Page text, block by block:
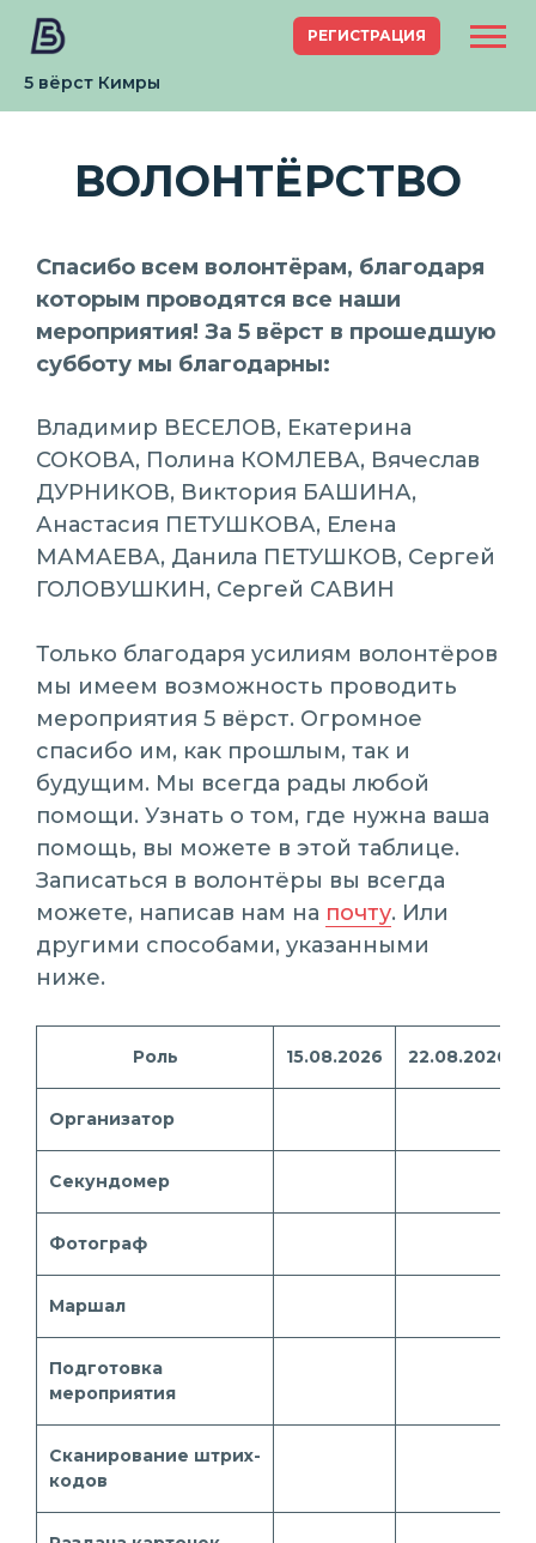
РЕГИСТРАЦИЯ
5 вёрст Кимры
ВОЛОНТЁРСТВО
Спасибо всем волонтёрам, благодаря
которым проводятся все наши
мероприятия! За 5 вёрст в прошедшую
субботу мы благодарны:
Владимир ВЕСЕЛОВ, Екатерина
СОКОВА, Полина КОМЛЕВА, Вячеслав
ДУРНИКОВ, Виктория БАШИНА,
Анастасия ПЕТУШКОВА, Елена
МАМАЕВА, Данила ПЕТУШКОВ, Сергей
ГОЛОВУШКИН, Сергей САВИН
Только благодаря усилиям волонтёров
мы имеем возможность проводить
мероприятия 5 вёрст. Огромное
спасибо им, как прошлым, так и
будущим. Мы всегда рады любой
помощи. Узнать о том, где нужна ваша
помощь, вы можете в этой таблице.
Записаться в волонтёры вы всегда
можете, написав нам на почту. Или
другими способами, указанными
ниже.
Роль 15.08.2026 22.08.2026
Организатор
Секундомер
Фотограф
Маршал
Подготовка
мероприятия
Сканирование штрих-
кодов